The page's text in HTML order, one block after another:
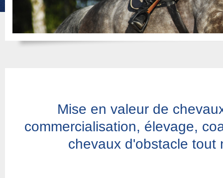
Mise en valeur de
commercialisation, élevage,
chevaux d'obstacle tout